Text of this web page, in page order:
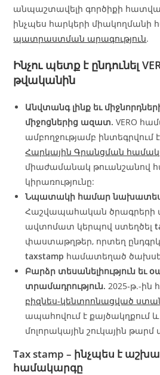
անպաշտավելի գործիքի
ինչպես հարկերի միակողմանի
պատրաստման արագություն.
Ինչու պետք է ընդունել
թվականին
Անվտանգ լինք եւ
միջոցներից ազատ. VERO
ամբողջությամբ ինտեգրվում է
Հարկային Գրանցման
միաժամանակ թուանշանով
կիրառությունը:
Նպատակի համար
Հաշվապահական ծրագրերի
ավտոմատ կերպով ստեղծել
փաստաթղթեր, որտեղ
taxstamp համատեղած
Բարձր տեսանելիություն եւ
տրամադրություն. 2025‑թ.-
բիզնես‑կենտրոնացված
ապահովում է
մոլորակային շուկային թարմ
Tax stamp – ինչպես է
համակարգը